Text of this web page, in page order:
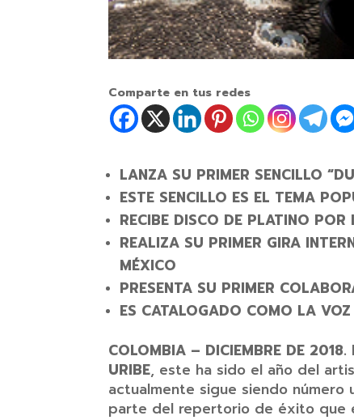
Comparte en tus redes
LANZA SU PRIMER SENCILLO
ESTE SENCILLO ES EL TEMA
RECIBE DISCO DE PLATINO POR
REALIZA SU PRIMER GIRA
MÉXICO
PRESENTA SU PRIMER
ES CATALOGADO COMO LA
COLOMBIA – DICIEMBRE DE 2018.
URIBE, este ha sido el año del
actualmente sigue siendo
parte del repertorio de éxito que